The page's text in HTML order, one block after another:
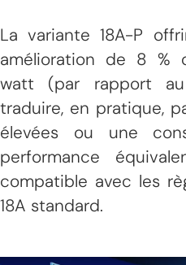
La variante 18A-P
amélioration de 8 %
watt (par rapport
traduire, en pratique,
élevées ou une
performance
compatible avec les
18A standard.